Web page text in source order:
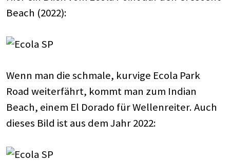
Beach (2022):
Wenn man die schmale, kurvige Ecola Park
Road weiterfährt, kommt man zum Indian
Beach, einem El Dorado für Wellenreiter. Auch
dieses Bild ist aus dem Jahr 2022: